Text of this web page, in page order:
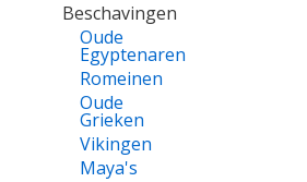
Beschavingen
Oude
Egyptenaren
Romeinen
Oude
Grieken
Vikingen
Maya's